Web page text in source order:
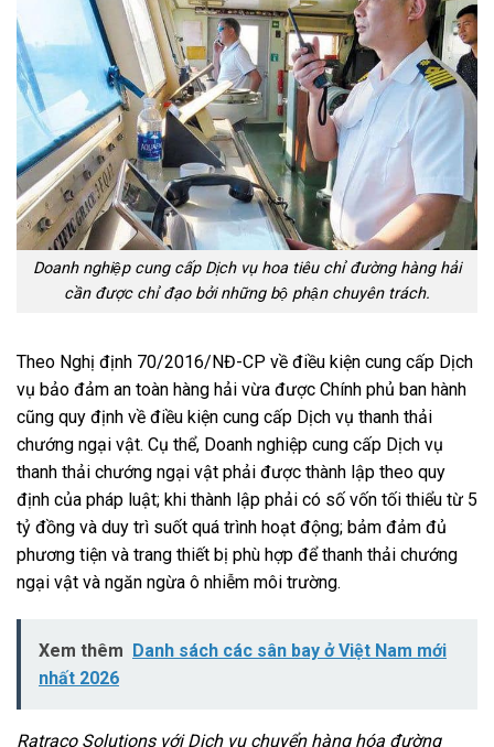
Doanh nghiệp cung cấp Dịch vụ hoa tiêu chỉ đường hàng hải
cần được chỉ đạo bởi những bộ phận chuyên trách.
Theo Nghị định 70/2016/NĐ-CP về điều kiện cung cấp Dịch
vụ bảo đảm an toàn hàng hải vừa được Chính phủ ban hành
cũng quy định về điều kiện cung cấp Dịch vụ thanh thải
chướng ngại vật. Cụ thể, Doanh nghiệp cung cấp Dịch vụ
thanh thải chướng ngại vật phải được thành lập theo quy
định của pháp luật; khi thành lập phải có số vốn tối thiểu từ 5
tỷ đồng và duy trì suốt quá trình hoạt động; bảm đảm đủ
phương tiện và trang thiết bị phù hợp để thanh thải chướng
ngại vật và ngăn ngừa ô nhiễm môi trường.
Xem thêm Danh sách các sân bay ở Việt Nam mới
nhất 2026
Ratraco Solutions với Dịch vụ chuyển hàng hóa đường